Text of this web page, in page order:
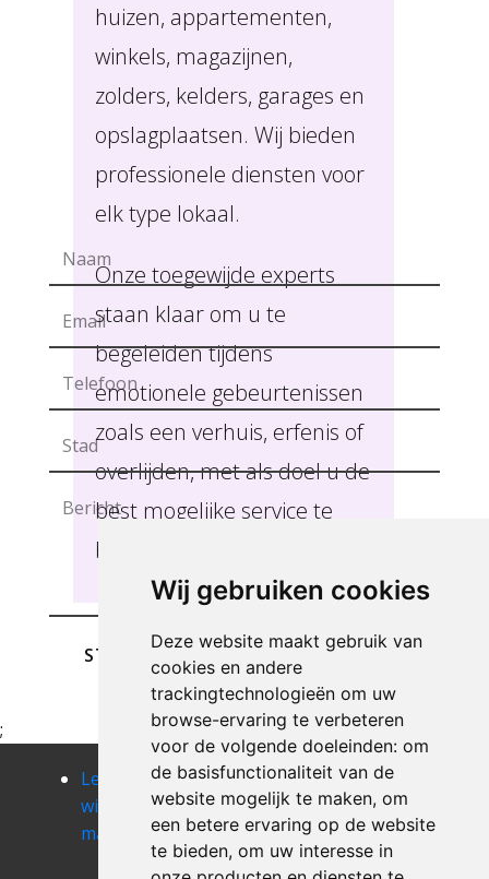
Wij gebruiken cookies
Deze website maakt gebruik van
cookies en andere
trackingtechnologieën om uw
browse-ervaring te verbeteren
voor de volgende doeleinden: om
de basisfunctionaliteit van de
website mogelijk te maken, om
een betere ervaring op de website
te bieden, om uw interesse in
huizen, appartementen,
winkels, magazijnen,
zolders, kelders, garages en
opslagplaatsen. Wij bieden
professionele diensten voor
elk type lokaal.
Onze toegewijde experts
staan klaar om u te
begeleiden tijdens
emotionele gebeurtenissen
zoals een verhuis, erfenis of
overlijden, met als doel u de
best mogelijke service te
bieden Henegouwen .
STUREN
;
Leegmaken
winkel of
magazij acoz
Leegmaken
winkel of
magazij
aiseau
Leegmaken
winkel of
magazij
aiseau-